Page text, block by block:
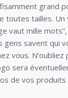
grand
toutes tailles. Un
vaut mille
gens savent qui
vous. N’oubliez
sera
de vos produits